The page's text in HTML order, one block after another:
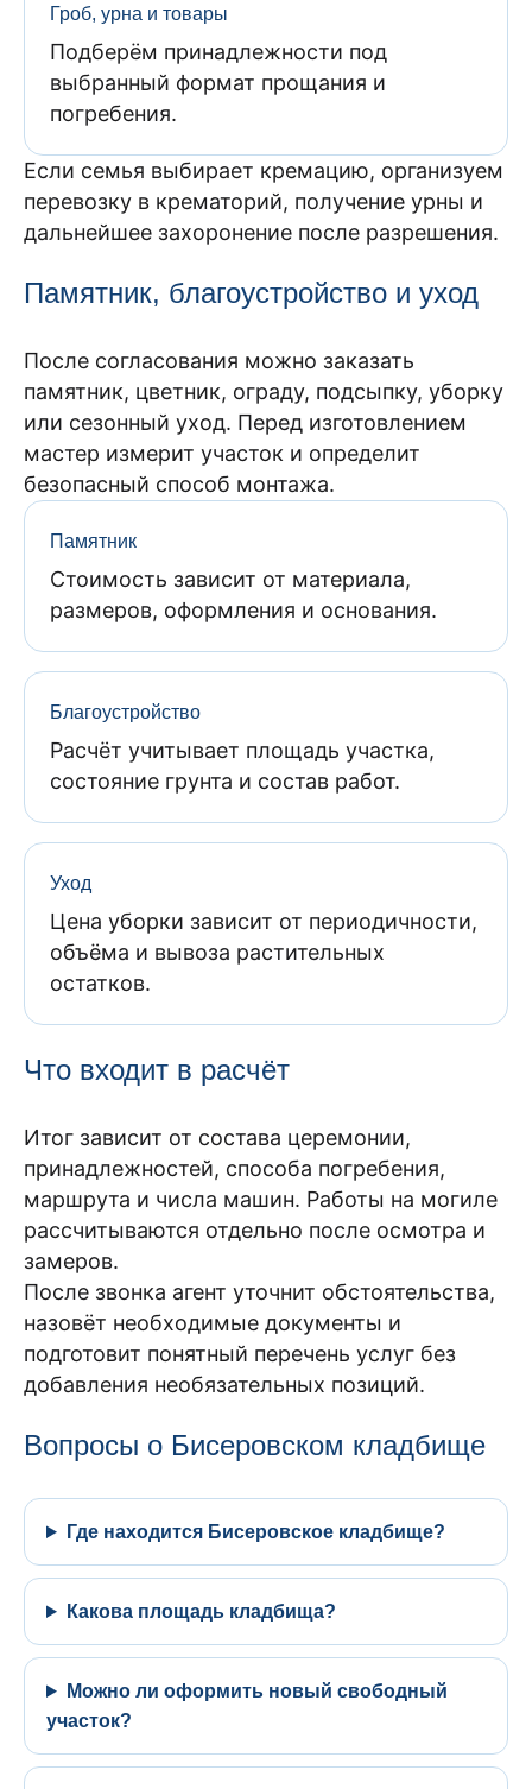
Гроб, урна и товары
Подберём принадлежности под
выбранный формат прощания и
погребения.
Если семья выбирает кремацию, организуем
перевозку в крематорий, получение урны и
дальнейшее захоронение после разрешения.
Памятник, благоустройство и уход
После согласования можно заказать
памятник, цветник, ограду, подсыпку, уборку
или сезонный уход. Перед изготовлением
мастер измерит участок и определит
безопасный способ монтажа.
Памятник
Стоимость зависит от материала,
размеров, оформления и основания.
Благоустройство
Расчёт учитывает площадь участка,
состояние грунта и состав работ.
Уход
Цена уборки зависит от периодичности,
объёма и вывоза растительных
остатков.
Что входит в расчёт
Итог зависит от состава церемонии,
принадлежностей, способа погребения,
маршрута и числа машин. Работы на могиле
рассчитываются отдельно после осмотра и
замеров.
После звонка агент уточнит обстоятельства,
назовёт необходимые документы и
подготовит понятный перечень услуг без
добавления необязательных позиций.
Вопросы о Бисеровском кладбище
Где находится Бисеровское кладбище?
Какова площадь кладбища?
Можно ли оформить новый свободный
участок?